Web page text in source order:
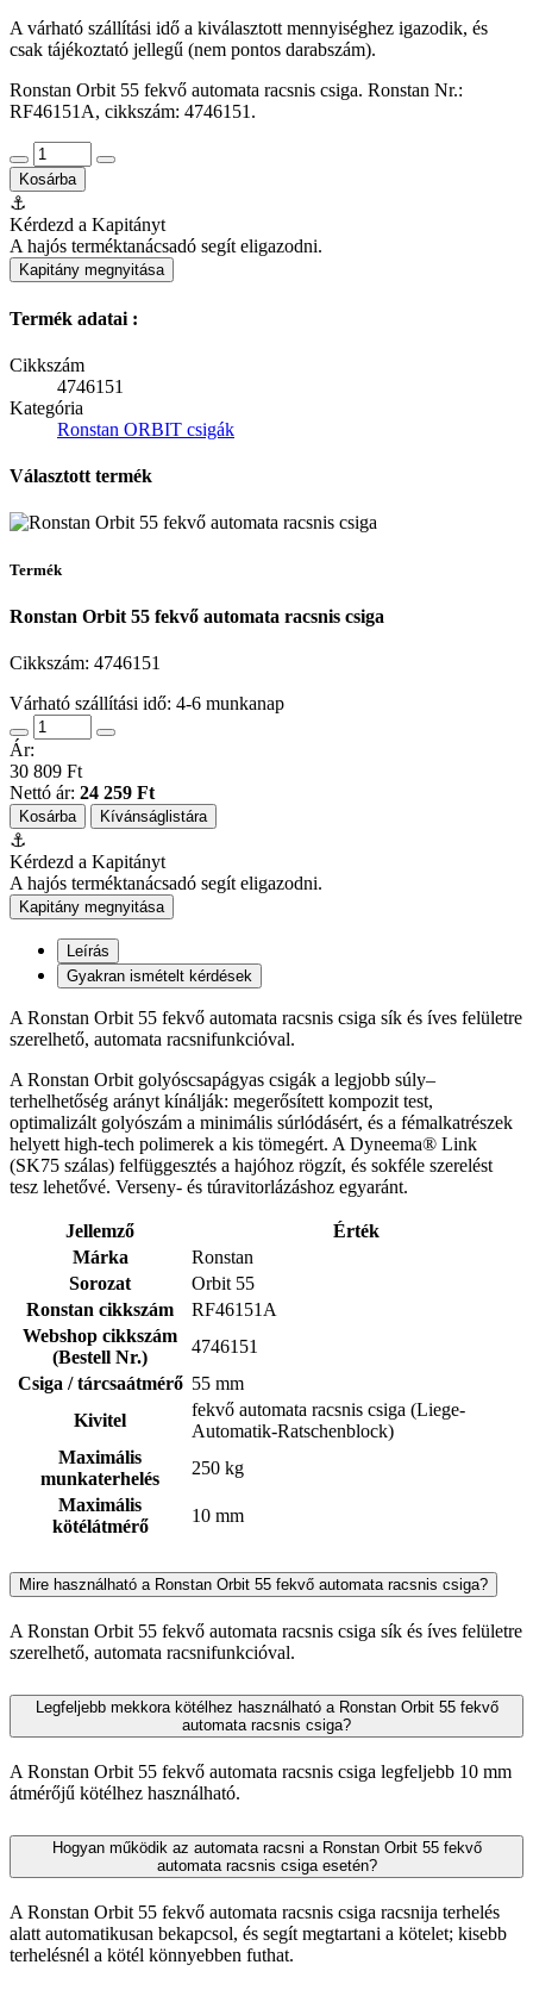
A várható szállítási idő a kiválasztott mennyiséghez igazodik, és
csak tájékoztató jellegű (nem pontos darabszám).
Ronstan Orbit 55 fekvő automata racsnis csiga. Ronstan Nr.:
RF46151A, cikkszám: 4746151.
Kosárba
⚓
Kérdezd a Kapitányt
A hajós terméktanácsadó segít eligazodni.
Kapitány megnyitása
Termék adatai :
Cikkszám
4746151
Kategória
Ronstan ORBIT csigák
Választott termék
Termék
Ronstan Orbit 55 fekvő automata racsnis csiga
Cikkszám: 4746151
Várható szállítási idő: 4-6 munkanap
Ár:
30 809 Ft
Nettó ár: 24 259 Ft
Kosárba Kívánságlistára
⚓
Kérdezd a Kapitányt
A hajós terméktanácsadó segít eligazodni.
Kapitány megnyitása
Leírás
Gyakran ismételt kérdések
A Ronstan Orbit 55 fekvő automata racsnis csiga sík és íves felületre
szerelhető, automata racsnifunkcióval.
A Ronstan Orbit golyóscsapágyas csigák a legjobb súly–
terhelhetőség arányt kínálják: megerősített kompozit test,
optimalizált golyószám a minimális súrlódásért, és a fémalkatrészek
helyett high-tech polimerek a kis tömegért. A Dyneema® Link
(SK75 szálas) felfüggesztés a hajóhoz rögzít, és sokféle szerelést
tesz lehetővé. Verseny- és túravitorlázáshoz egyaránt.
Jellemző
Érték
Márka
Ronstan
Sorozat
Orbit 55
Ronstan cikkszám
RF46151A
Webshop cikkszám
(Bestell Nr.)
4746151
Csiga / tárcsaátmérő 55 mm
Kivitel
fekvő automata racsnis csiga (Liege-
Automatik-Ratschenblock)
Maximális
munkaterhelés
250 kg
Maximális
kötélátmérő
10 mm
Mire használható a Ronstan Orbit 55 fekvő automata racsnis csiga?
A Ronstan Orbit 55 fekvő automata racsnis csiga sík és íves felületre
szerelhető, automata racsnifunkcióval.
Legfeljebb mekkora kötélhez használható a Ronstan Orbit 55 fekvő
automata racsnis csiga?
A Ronstan Orbit 55 fekvő automata racsnis csiga legfeljebb 10 mm
átmérőjű kötélhez használható.
Hogyan működik az automata racsni a Ronstan Orbit 55 fekvő
automata racsnis csiga esetén?
A Ronstan Orbit 55 fekvő automata racsnis csiga racsnija terhelés
alatt automatikusan bekapcsol, és segít megtartani a kötelet; kisebb
terhelésnél a kötél könnyebben futhat.